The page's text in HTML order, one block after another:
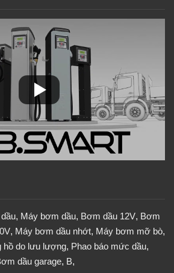
, Máy bơm dầu, Bơm dầu 12V, Bơm
, Máy bơm dầu nhớt, Máy bơm mỡ bò,
hồ do lưu lượng, Phao báo mức dầu,
dầu garage, B,